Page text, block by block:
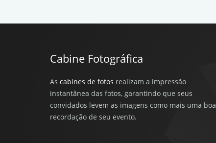
Cabine Fotográfica
As cabines de fotos realizam a impressão
instantânea das fotos, garantindo que seus
convidados levem as imagens como mais uma boa
recordação de seu evento.